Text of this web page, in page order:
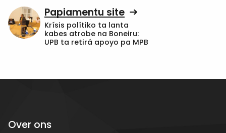
Papiamentu site
Krísis polítiko ta lanta
kabes atrobe na Boneiru:
UPB ta retirá apoyo pa MPB
Over ons